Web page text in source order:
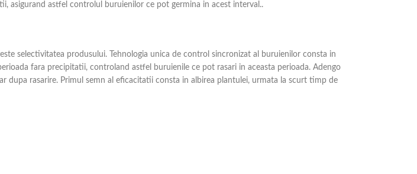
asigurand astfel controlul buruienilor ce pot germina in acest interval..
selectivitatea produsului. Tehnologia unica de control sincronizat al buruienilor consta in
fara precipitatii, controland astfel buruienile ce pot rasari in aceasta perioada. Adengo
rasarire. Primul semn al eficacitatii consta in albirea plantulei, urmata la scurt timp de